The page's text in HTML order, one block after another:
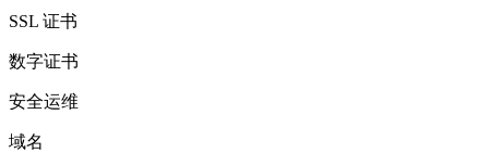
SSL 证书
数字证书
安全运维
域名